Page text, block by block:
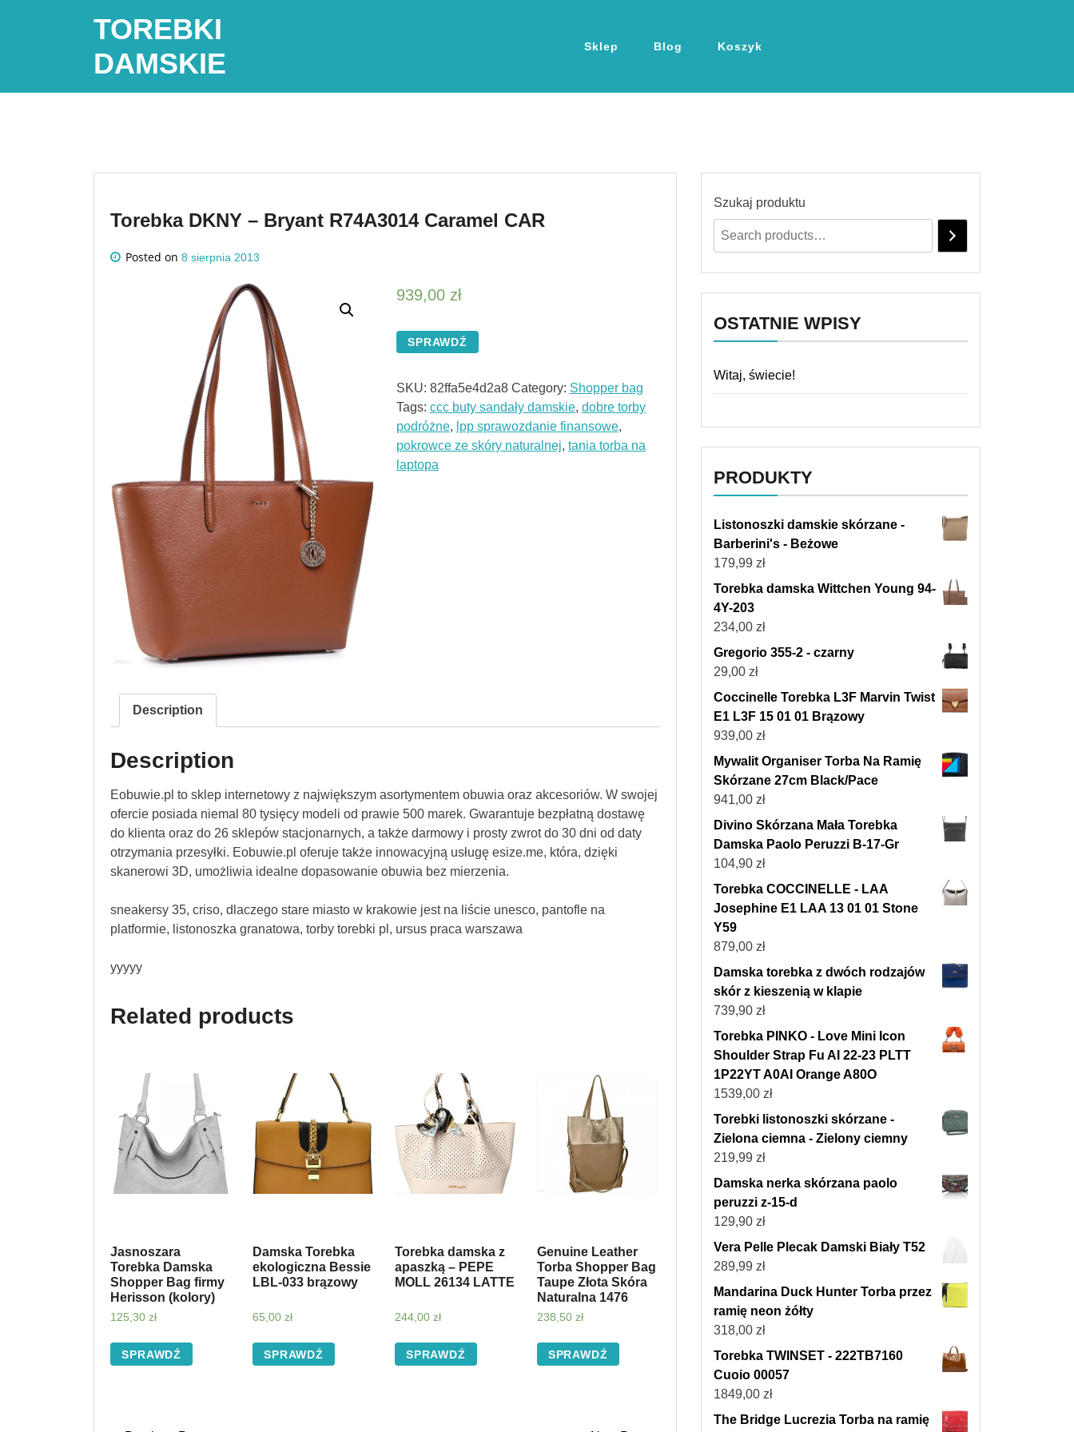
TOREBKI
DAMSKIE
Sklep Blog Koszyk
Torebka DKNY – Bryant R74A3014 Caramel CAR
Posted on 8 sierpnia 2013
939,00 zł
SPRAWDŹ
SKU: 82ffa5e4d2a8 Category: Shopper bag
Tags: ccc buty sandały damskie, dobre torby
podróżne, lpp sprawozdanie finansowe,
pokrowce ze skóry naturalnej, tania torba na
laptopa
Description
Description
Eobuwie.pl to sklep internetowy z największym asortymentem obuwia oraz akcesoriów. W swojej
ofercie posiada niemal 80 tysięcy modeli od prawie 500 marek. Gwarantuje bezpłatną dostawę
do klienta oraz do 26 sklepów stacjonarnych, a także darmowy i prosty zwrot do 30 dni od daty
otrzymania przesyłki. Eobuwie.pl oferuje także innowacyjną usługę esize.me, która, dzięki
skanerowi 3D, umożliwia idealne dopasowanie obuwia bez mierzenia.
sneakersy 35, criso, dlaczego stare miasto w krakowie jest na liście unesco, pantofle na
platformie, listonoszka granatowa, torby torebki pl, ursus praca warszawa
yyyyy
Related products
Jasnoszara
Torebka Damska
Shopper Bag firmy
Herisson (kolory)
125,30 zł
SPRAWDŹ
Damska Torebka
ekologiczna Bessie
LBL-033 brązowy
65,00 zł
SPRAWDŹ
Torebka damska z
apaszką – PEPE
MOLL 26134 LATTE
244,00 zł
SPRAWDŹ
Genuine Leather
Torba Shopper Bag
Taupe Złota Skóra
Naturalna 1476
238,50 zł
SPRAWDŹ
Szukaj produktu
OSTATNIE WPISY
Witaj, świecie!
PRODUKTY
Listonoszki damskie skórzane -
Barberini's - Beżowe
179,99 zł
Torebka damska Wittchen Young 94-
4Y-203
234,00 zł
Gregorio 355-2 - czarny
29,00 zł
Coccinelle Torebka L3F Marvin Twist
E1 L3F 15 01 01 Brązowy
939,00 zł
Mywalit Organiser Torba Na Ramię
Skórzane 27cm Black/Pace
941,00 zł
Divino Skórzana Mała Torebka
Damska Paolo Peruzzi B-17-Gr
104,90 zł
Torebka COCCINELLE - LAA
Josephine E1 LAA 13 01 01 Stone
Y59
879,00 zł
Damska torebka z dwóch rodzajów
skór z kieszenią w klapie
739,90 zł
Torebka PINKO - Love Mini Icon
Shoulder Strap Fu AI 22-23 PLTT
1P22YT A0AI Orange A80O
1539,00 zł
Torebki listonoszki skórzane -
Zielona ciemna - Zielony ciemny
219,99 zł
Damska nerka skórzana paolo
peruzzi z-15-d
129,90 zł
Vera Pelle Plecak Damski Biały T52
289,99 zł
Mandarina Duck Hunter Torba przez
ramię neon żółty
318,00 zł
Torebka TWINSET - 222TB7160
Cuoio 00057
1849,00 zł
The Bridge Lucrezia Torba na ramię